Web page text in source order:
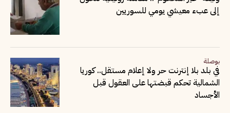
إلى عبء معيشي يومي للسوريين
بوصلة
في بلد بلا إنترنت حر ولا إعلام مستقل.. كوريا
الشمالية تحكم قبضتها على العقول قبل
الأجساد